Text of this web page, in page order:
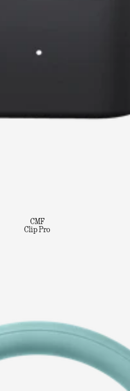
CMF
Clip Pro